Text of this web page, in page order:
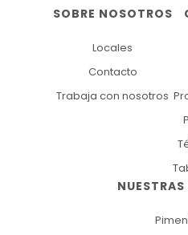
SOBRE NOSOTROS
Locales
Contacto
Trabaja con nosotros